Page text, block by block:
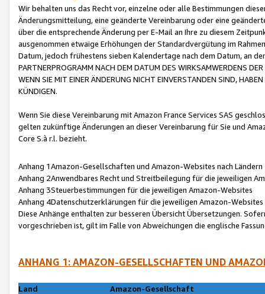
Wir behalten uns das Recht vor, einzelne oder alle Bestimmungen
Änderungsmitteilung, eine geänderte Vereinbarung oder eine
über die entsprechende Änderung per E-Mail an Ihre zu diesem
ausgenommen etwaige Erhöhungen der Standardvergütung im
Datum, jedoch frühestens sieben Kalendertage nach dem Datum, an
PARTNERPROGRAMM NACH DEM DATUM DES WIRKSAMWERDENS
WENN SIE MIT EINER ÄNDERUNG NICHT EINVERSTANDEN SIND,
KÜNDIGEN.
Wenn Sie diese Vereinbarung mit Amazon France Services SAS
gelten zukünftige Änderungen an dieser Vereinbarung für Sie und
Core S.à r.l. bezieht.
Anhang 1Amazon-Gesellschaften und Amazon-Websites nach Ländern
Anhang 2Anwendbares Recht und Streitbeilegung für die jeweiligen
Anhang 3Steuerbestimmungen für die jeweiligen Amazon-Websites
Anhang 4Datenschutzerklärungen für die jeweiligen Amazon-Websites
Diese Anhänge enthalten zur besseren Übersicht Übersetzungen.
vorgeschrieben ist, gilt im Falle von Abweichungen die englische
ANHANG 1: AMAZON-GESELLSCHAFTEN UND
Land
Amazon-Gesellschaft